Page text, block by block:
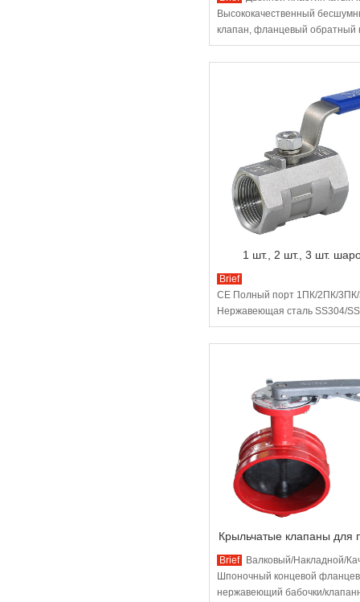
Высококачественный
клапан, фланцевый обратный
1 шт., 2 шт., 3 шт.
Brief
CE Полный порт 1ПК/2ПК/3ПК/
Нержавеющая сталь SS304/
DIN/ANSI/GOST NPT/Bsp
конец Pn63/1000wog/Вода
Крыльчатые клапаны для
Brief
Валковый/Накладной/
Шпоночный концевой
нержавеющий бабочки/